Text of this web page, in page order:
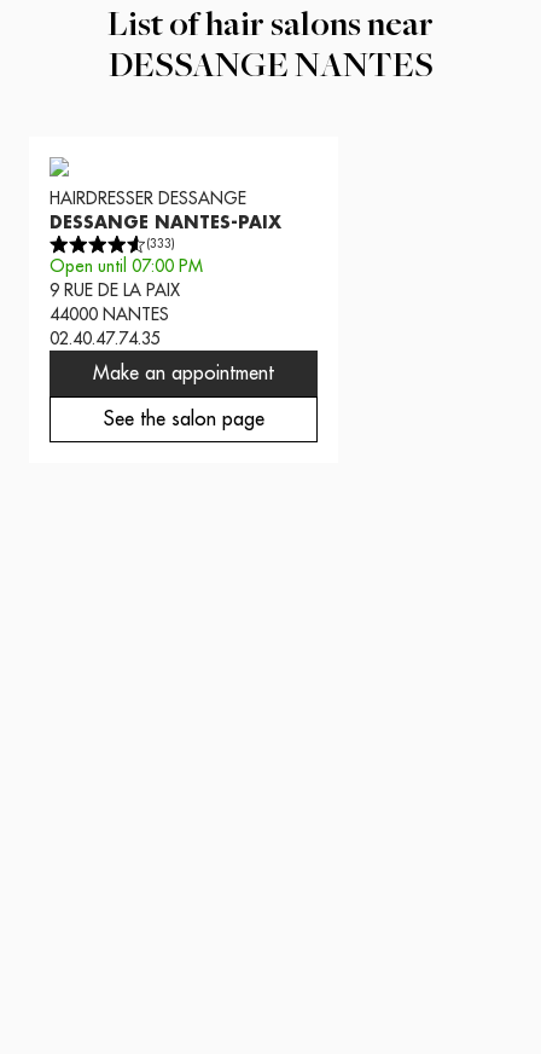
List of hair salons near
DESSANGE NANTES
HAIRDRESSER DESSANGE
DESSANGE NANTES-PAIX
(333)
Open until 07:00 PM
9 RUE DE LA PAIX
44000 NANTES
02.40.47.74.35
Make an appointment
See the salon page